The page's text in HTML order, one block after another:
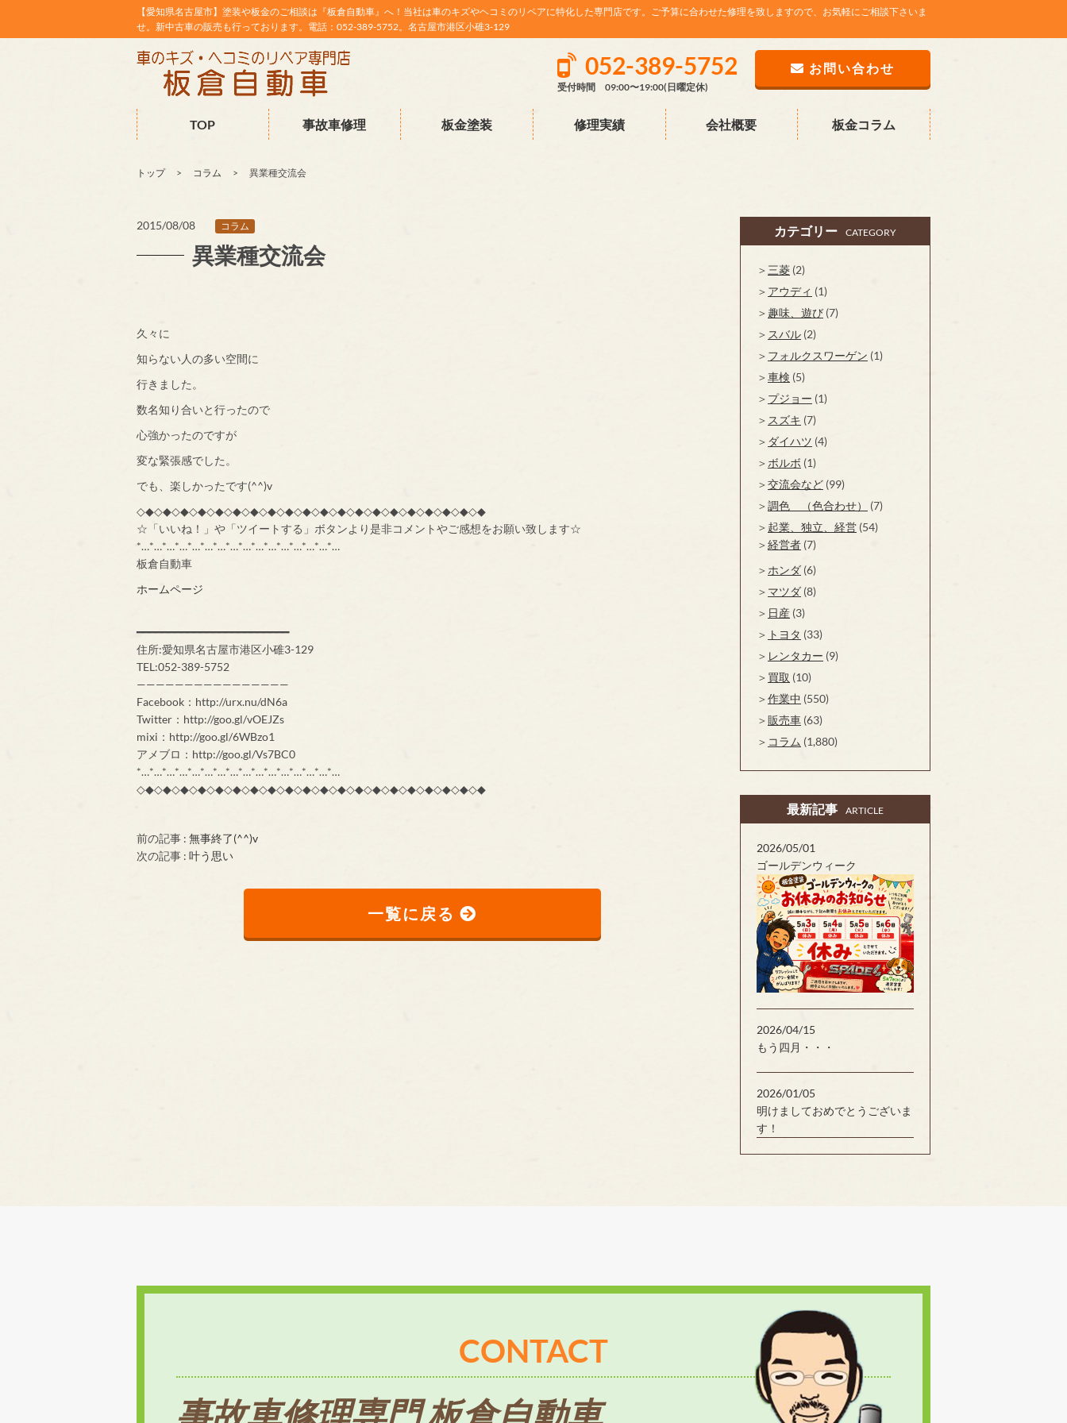
【愛知県名古屋市】塗装や板金のご相談は『板倉自動車』へ！当社は車のキズやヘコミのリペアに特化した専門店です。ご予算に合わせた修理を致しますので、お気軽にご相談下さいま
せ。新中古車の販売も行っております。電話：052-389-5752。名古屋市港区小碓3-129
052-389-5752
受付時間 09:00〜19:00(日曜定休)
お問い合わせ
TOP 事故車修理 板金塗装 修理実績 会社概要 板金コラム
トップ コラム 異業種交流会
2015/08/08 コラム
異業種交流会
久々に
知らない人の多い空間に
行きました。
数名知り合いと行ったので
心強かったのですが
変な緊張感でした。
でも、楽しかったです(^^)v
◇◆◇◆◇◆◇◆◇◆◇◆◇◆◇◆◇◆◇◆◇◆◇◆◇◆◇◆◇◆◇◆◇◆◇◆◇◆◇◆
☆「いいね！」や「ツイートする」ボタンより是非コメントやご感想をお願い致します☆
*…*…*…*…*…*…*…*…*…*…*…*…*…*…*…*…
板倉自動車
ホームページ
━━━━━━━━━━━━━━━━━━━━━━━━
住所:愛知県名古屋市港区小碓3-129
TEL:052-389-5752
————————————————
Facebook：http://urx.nu/dN6a
Twitter：http://goo.gl/vOEJZs
mixi：http://goo.gl/6WBzo1
アメブロ：http://goo.gl/Vs7BC0
*…*…*…*…*…*…*…*…*…*…*…*…*…*…*…*…
◇◆◇◆◇◆◇◆◇◆◇◆◇◆◇◆◇◆◇◆◇◆◇◆◇◆◇◆◇◆◇◆◇◆◇◆◇◆◇◆
前の記事 : 無事終了(^^)v
次の記事 : 叶う思い
一覧に戻る
カテゴリー CATEGORY
三菱 (2)
アウディ (1)
趣味、遊び (7)
スバル (2)
フォルクスワーゲン (1)
車検 (5)
プジョー (1)
スズキ (7)
ダイハツ (4)
ボルボ (1)
交流会など (99)
調色 （色合わせ）
(7)
起業、独立、経営 (54)
経営者 (7)
ホンダ (6)
マツダ (8)
日産 (3)
トヨタ (33)
レンタカー (9)
買取 (10)
作業中 (550)
販売車 (63)
コラム (1,880)
最新記事 ARTICLE
2026/05/01
ゴールデンウィーク
2026/04/15
もう四月・・・
2026/01/05
明けましておめでとうございま
す！
CONTACT
事故車修理専門 板倉自動車